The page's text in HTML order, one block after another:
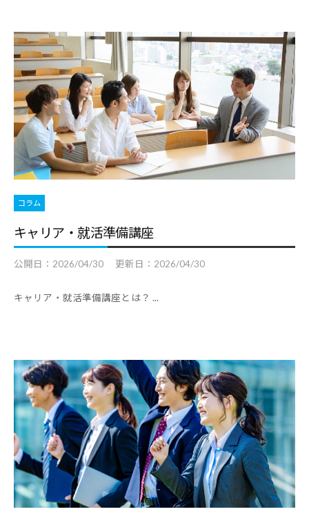
を
お
届
け
し
て
す
。
コラム
キャリア・就活準備講座
公開日： 2026/04/30 更新日： 2026/04/30
キャリア・就活準備講座とは？ ...